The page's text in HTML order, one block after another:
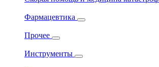
Фармацевтика
Прочее
Инструменты